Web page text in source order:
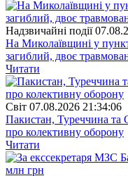
Надзвичайні події
На Миколаївщині у
загиблий, двоє
Читати
Свiт 07.08.2026 21:34:06
Пакистан, Туреччина та
про колективну оборону
Читати